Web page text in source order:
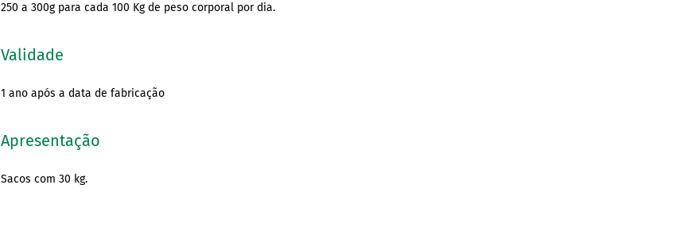
250 a 300g para cada 100 Kg de peso corporal por dia.
Validade
1 ano após a data de fabricação
Apresentação
Sacos com 30 kg.